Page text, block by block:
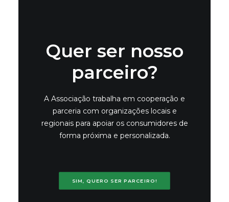
Quer ser nosso
parceiro?
A Associação trabalha em cooperação e
parceria com organizações locais e
regionais para apoiar os consumidores de
forma próxima e personalizada.
SIM, QUERO SER PARCEIRO!